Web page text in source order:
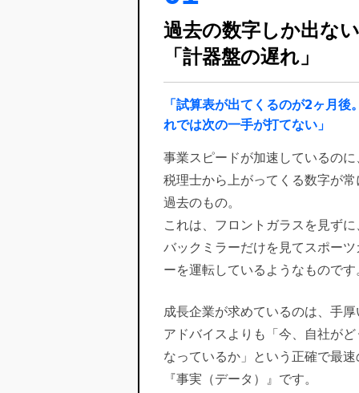
過去の数字しか出ない
「計器盤の遅れ」
「試算表が出てくるのが2ヶ月後
れでは次の一手が打てない」
事業スピードが加速しているのに
税理士から上がってくる数字が常
過去のもの。
これは、フロントガラスを見ずに
バックミラーだけを見てスポーツ
ーを運転しているようなものです
成長企業が求めているのは、手厚
アドバイスよりも「今、自社がど
なっているか」という正確で最速
『事実（データ）』です。